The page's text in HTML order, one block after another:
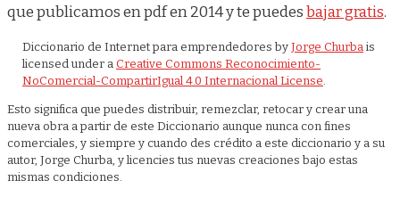
que publicamos en pdf en 2014 y te puedesbajar gratis.
Diccionario de Internet para emprendedores by Jorge Churba is
licensed under a Creative Commons Reconocimiento-
NoComercial-CompartirIgual 4.0 Internacional License
Esto significa que puedes distribuir, remezclar, retocar y crear una
nueva obra a partir de este Diccionario aunque nunca con fines
comerciales, y siempre y cuando des crédito a este diccionario y a su
autor, Jorge Churba, y licencies tus nuevas creaciones bajo estas
mismas condiciones.